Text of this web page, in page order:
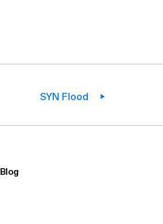
SYN Flood
Blog